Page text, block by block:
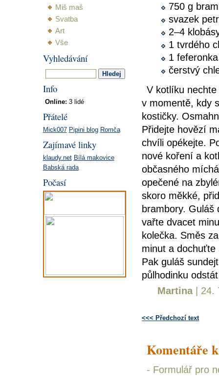
750 g
svazek
2–4
1 tvrdého
1
čerstvý
V kotlíku
v momentě, kdy
kostičky.
Přidejte hovězí
chvíli opékejte.
nové koření a
občasného
opečené na
skoro měkké,
brambory. Guláš
vařte dvacet
kolečka. Směs
minut a dochuťte
Pak guláš
půlhodinku
Martina| 24.
<<< Předchozí text
Komentáře
- Formulář pro
Miš maš
Svatba
Art
Vše
Vyhledávání
Info
Online: 3 lidé
Přátelé
Mick007 Pipini blog Romča
Zajímavé linky
klaudy.net Bílá makovice
Babská rada
Počasí